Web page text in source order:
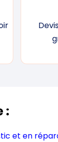
:
et en